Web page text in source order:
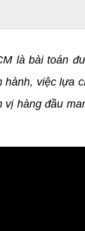
là bài toán
việc lựa
vị hàng đầu